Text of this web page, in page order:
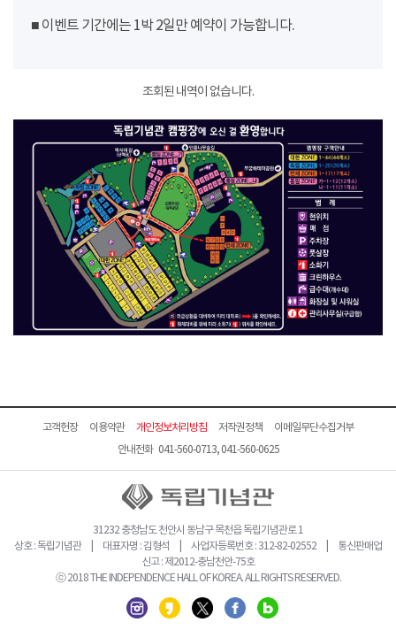
■ 이벤트 기간에는 1박 2일만 예약이 가능합니다.
조회된 내역이 없습니다.
고객헌장 이용약관 개인정보처리방침 저작권정책
이메일무단수집거부
안내전화 041-560-0713, 041-560-0625
31232 충청남도 천안시 동남구 목천읍 독립기념관로 1
상호 : 독립기념관 | 대표자명 : 김형석 | 사업자등록번호 : 312-82-02552 | 통신판매업
신고 : 제2012-충남천안-75호
ⓒ 2018 THE INDEPENDENCE HALL OF KOREA. ALL RIGHTS RESERVED.